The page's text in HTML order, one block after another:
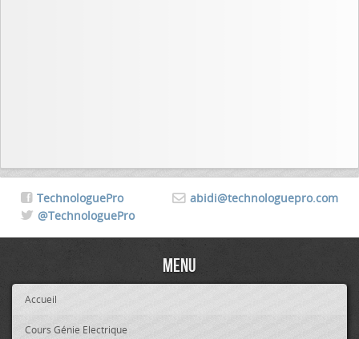
abidi@technologuepro.com
TechnologuePro
@TechnologuePro
Menu
Accueil
Cours Génie Electrique